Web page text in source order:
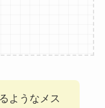
ようなメス